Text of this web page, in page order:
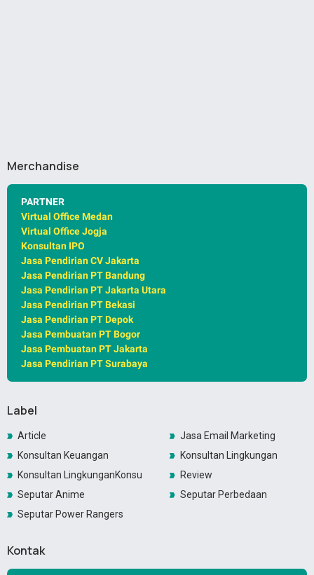
Merchandise
PARTNER
Virtual Office Medan
Virtual Office Jogja
Konsultan IPO
Jasa Pendirian CV Jakarta
Jasa Pendirian PT Bandung
Jasa Pendirian PT Jakarta Utara
Jasa Pendirian PT Bekasi
Jasa Pendirian PT Depok
Jasa Pembuatan PT Bogor
Jasa Pembuatan PT Jakarta
Jasa Pendirian PT Surabaya
Label
Article
Jasa Email Marketing
Konsultan Keuangan
Konsultan Lingkungan
Konsultan LingkunganKonsultan Lingkungan
Review
Seputar Anime
Seputar Perbedaan
Seputar Power Rangers
Kontak